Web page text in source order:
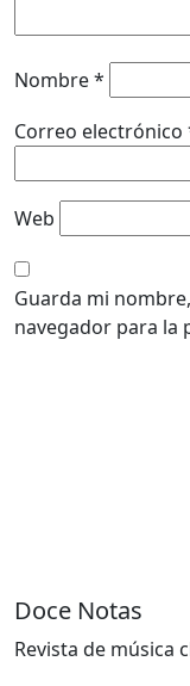
Nombre*
Correo electrónico
Web
Guarda mi
navegador para la
Doce Notas
Revista de música